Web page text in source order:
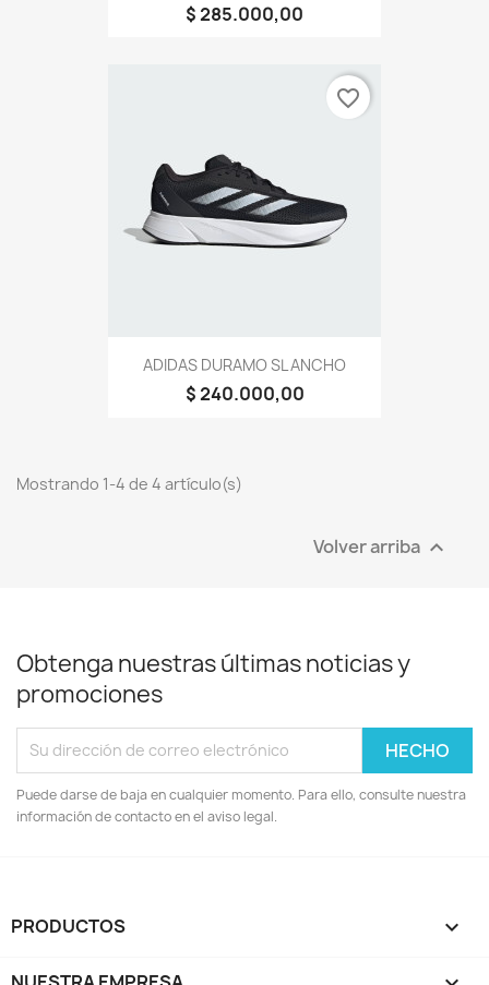
$ 285.000,00
ADIDAS DURAMO SL ANCHO
$ 240.000,00
favorite_border
Mostrando 1-4 de 4 artículo(s)
Volver arriba 
Obtenga nuestras últimas noticias y
promociones
Puede darse de baja en cualquier momento. Para ello, consulte nuestra
información de contacto en el aviso legal.
PRODUCTOS 